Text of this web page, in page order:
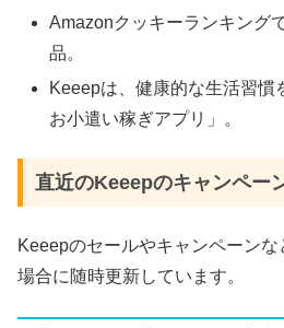
Amazonクッキーランキング
品。
Keeepは、健康的な生活習慣
お小遣い稼ぎアプリ」。
直近のKeeepのキャンペー
Keeepのセールやキャンペーン
場合に随時更新しています。